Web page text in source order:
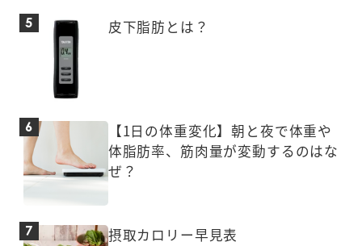
皮下脂肪とは？
【1日の体重変化】朝と夜で体重や
体脂肪率、筋肉量が変動するのはな
ぜ？
摂取カロリー早見表